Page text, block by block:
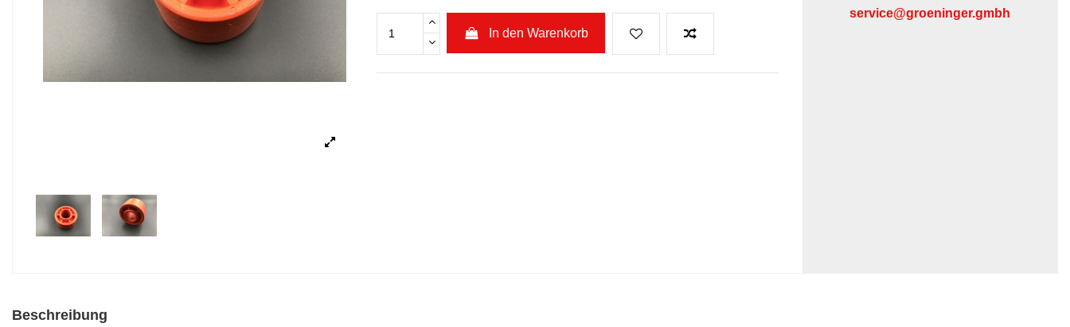
In den Warenkorb
service@groeninger.gmbh
Beschreibung